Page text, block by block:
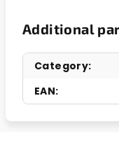
Additional
Category:
EAN: